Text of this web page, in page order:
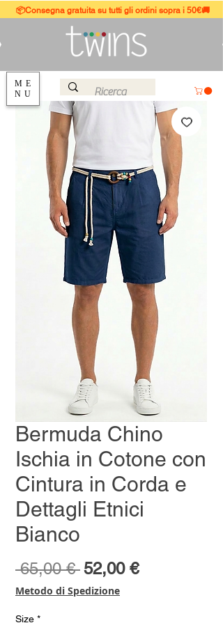
ME
NU
📦Consegna gratuita su tutti gli ordini sopra i 50€🚚
Bermuda Chino
Ischia in Cotone con
Cintura in Corda e
Dettagli Etnici
Bianco
65,00 € Prezzo
regolare
52,00 €Prezzo
Metodo di Spedizione
Size *